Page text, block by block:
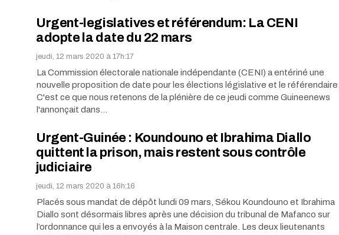
Urgent-legislatives et référendum: La CENI
adopte la date du 22 mars
jeudi, 12 mars 2020 à 17h:17
La Commission électorale nationale indépendante (CENI) a entériné une
nouvelle proposition de date pour les élections législative et le référendaire.
C'est ce que nous retenons de la plénière de ce jeudi comme Guineenews
l'annonçait dans…
Urgent-Guinée : Koundouno et Ibrahima Diallo
quittent la prison, mais restent sous contrôle
judiciaire
jeudi, 12 mars 2020 à 16h:16
Placés sous mandat de dépôt lundi 09 mars, Sékou Koundouno et Ibrahima
Diallo sont désormais libres après une décision du tribunal de Mafanco sur
l’ordonnance qui les a envoyés à la Maison centrale. Les deux lieutenants